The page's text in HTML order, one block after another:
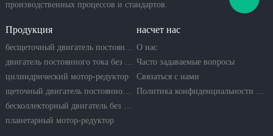
производственных процессов и стандартов.
Продукция
бесщеточный двигатель постоянного тока
двигатель постоянного тока без сердечника
цилиндрический мотор-редуктор
щеточный двигатель постоянного тока
бесколлекторный двигатель без сердечника
планетарный мотор-редуктор
насчет нас
О нас
Часто задаваемые вопросы
Связаться с нами
Политика конфиденциальности компании